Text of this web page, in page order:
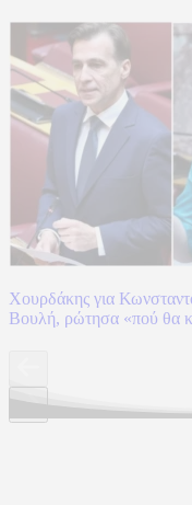
Χουρδάκης για
Βουλή, ρώτησα «πού θα